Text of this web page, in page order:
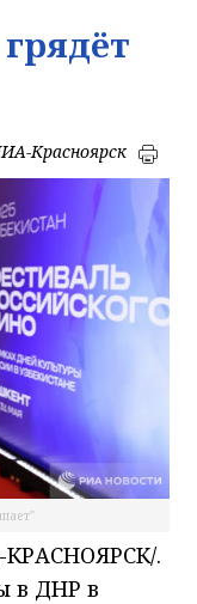
Красноярск
.
в ДНР в